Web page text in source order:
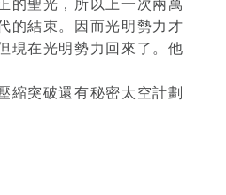
的聖光，所以上一次兩萬
的結束。因而光明勢力才
現在光明勢力回來了。他
縮突破還有秘密太空計劃